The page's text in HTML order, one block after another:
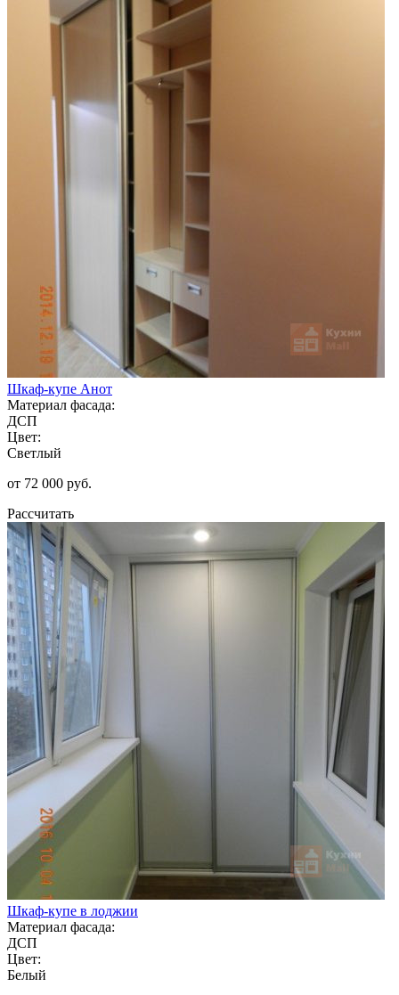
Шкаф-купе Анот
Материал фасада:
ДСП
Цвет:
Светлый
от 72 000 руб.
Рассчитать
Шкаф-купе в лоджии
Материал фасада:
ДСП
Цвет:
Белый